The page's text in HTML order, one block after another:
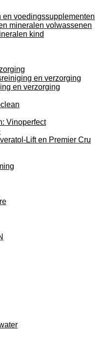
voedingssupplementen
mineralen volwassenen
kind
en verzorging
en verzorging
Vinoperfect
Lift en Premier Cru